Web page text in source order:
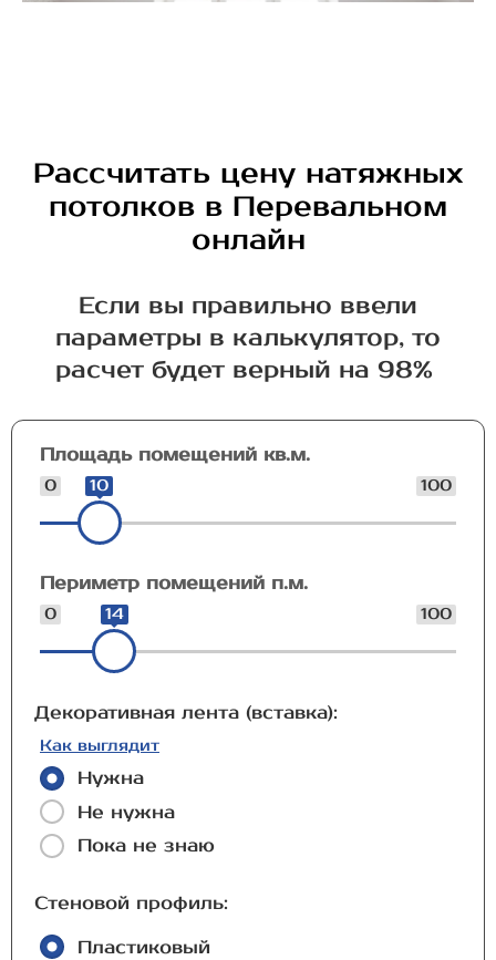
Рассчитать цену натяжных
потолков в Перевальном
онлайн
Если вы правильно ввели
параметры в калькулятор, то
расчет будет верный на 98%
Площадь помещений кв.м.
0 100
10
Периметр помещений п.м.
0 100
14
Декоративная лента (вставка):
Как выглядит
Нужна
Не нужна
Пока не знаю
Стеновой профиль:
Пластиковый